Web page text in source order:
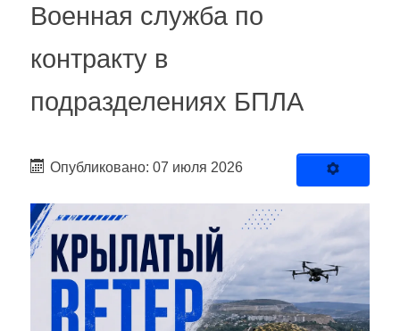
Военная служба по
контракту в
подразделениях БПЛА
Опубликовано: 07 июля 2026